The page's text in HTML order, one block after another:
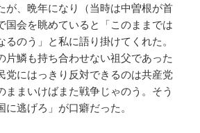
が、晩年になり（当時は中曽根が首
国会を眺めていると「このままでは
のう」と私に語り掛けてくれた。
片鱗も持ち合わせない祖父であった
党にはっきり反対できるのは共産党
ままいけばまた戦争じゃのう。そう
逃げろ」が口癖だった。